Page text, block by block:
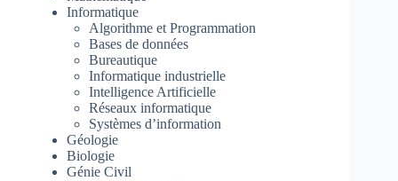
Informatique
Algorithme et Programmation
Bases de données
Bureautique
Informatique industrielle
Intelligence Artificielle
Réseaux informatique
Systèmes d’information
Géologie
Biologie
Génie Civil